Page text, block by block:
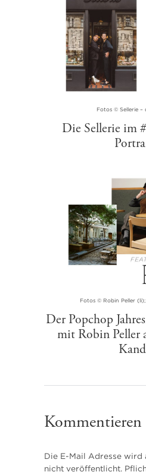
Fotos © Sellerie –
Die Sellerie im
Fotos © Robin Peller
Der Popchop
mit Robin Peller
Kommentieren
Die E-Mail Adresse wird
nicht veröffentlicht.